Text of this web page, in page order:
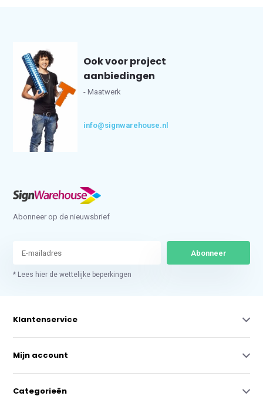
Ook voor project
aanbiedingen
- Maatwerk
info@signwarehouse.nl
Abonneer op de nieuwsbrief
Abonneer
* Lees hier de wettelijke beperkingen
Klantenservice
Mijn account
Categorieën